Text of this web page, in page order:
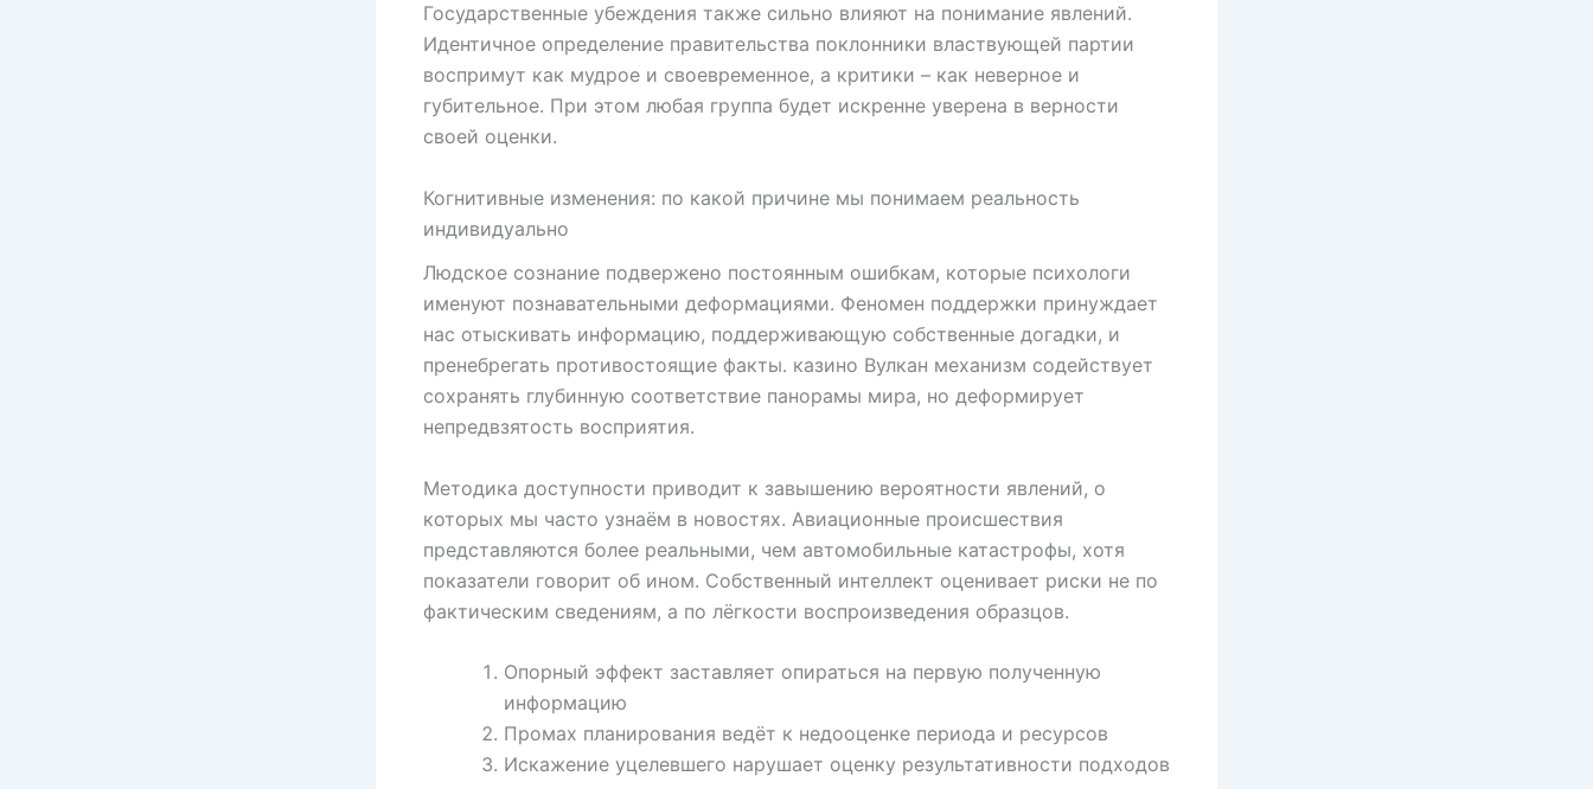
Государственные убеждения также сильно влияют на понимание явлений.
Идентичное определение правительства поклонники властвующей партии
воспримут как мудрое и своевременное, а критики – как неверное и
губительное. При этом любая группа будет искренне уверена в верности
своей оценки.
Когнитивные изменения: по какой причине мы понимаем реальность
индивидуально
Людское сознание подвержено постоянным ошибкам, которые психологи
именуют познавательными деформациями. Феномен поддержки принуждает
нас отыскивать информацию, поддерживающую собственные догадки, и
пренебрегать противостоящие факты. казино Вулкан механизм содействует
сохранять глубинную соответствие панорамы мира, но деформирует
непредвзятость восприятия.
Методика доступности приводит к завышению вероятности явлений, о
которых мы часто узнаём в новостях. Авиационные происшествия
представляются более реальными, чем автомобильные катастрофы, хотя
показатели говорит об ином. Собственный интеллект оценивает риски не по
фактическим сведениям, а по лёгкости воспроизведения образцов.
Опорный эффект заставляет опираться на первую полученную
информацию
Промах планирования ведёт к недооценке периода и ресурсов
Искажение уцелевшего нарушает оценку результативности подходов